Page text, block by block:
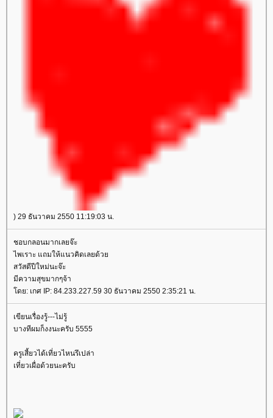
) 29 ธันวาคม 2550 11:19:03 น.
ชอบกลอนมากเลยจ๊ะ
ไพเราะ แถมให้แนวคิดเลยด้ว
สวัสดีปีใหม่นะจ๊ะ
มีความสุขมากๆจ้า
ดย: เกศ IP: 84.233.227.59 30 ธันวาคม 2550 2:35:21 น.
เขียนเรื่องรู้---ไม่รู้
บางทีผมก็งงนะครับ 5555
ครูเสี้ยวได้เที่ยวไหนรึเปล่า
เที่ยวเผื่อด้วยนะครับ